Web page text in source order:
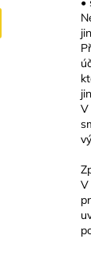
V
V